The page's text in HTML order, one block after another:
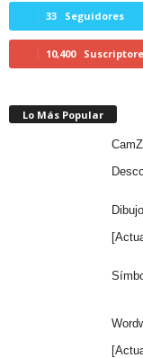
33 Seguidores
10,400
Lo Más Popular